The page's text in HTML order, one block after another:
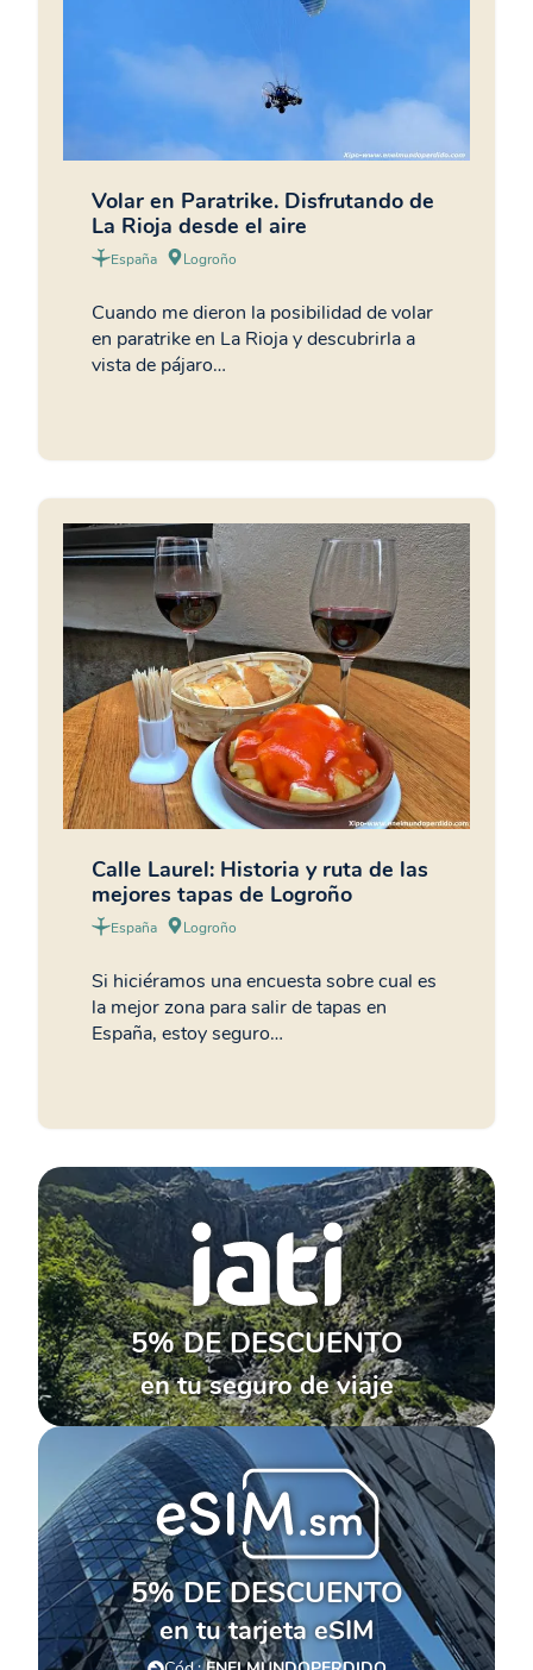
Volar en Paratrike. Disfrutando de
La Rioja desde el aire
España Logroño
Cuando me dieron la posibilidad de volar
en paratrike en La Rioja y descubrirla a
vista de pájaro…
Calle Laurel: Historia y ruta de las
mejores tapas de Logroño
España Logroño
Si hiciéramos una encuesta sobre cual es
la mejor zona para salir de tapas en
España, estoy seguro…
5% DE DESCUENTO
en tu seguro de viaje
5% DE DESCUENTO
en tu tarjeta eSIM